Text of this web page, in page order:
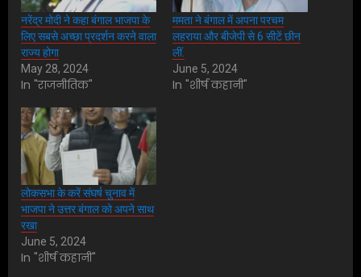
नरेंद्र मोदी ने कहा बंगाल भाजपा के
लिए सबसे अच्छा प्रदर्शन करने वाला
राज्य होगा
May 28, 2024
In "राजनीतिक"
ममता ने बंगाल में अपना परचम
लहराया और बीजेपी से 6 सीटें छीन
लीं.
June 5, 2024
In "शीर्ष कहानी"
लोकसभा के करें संघर्ष चुनाव में
भाजपा ने उत्तर बंगाल को अपने साथ
रखा
June 5, 2024
In "शीर्ष कहानी"